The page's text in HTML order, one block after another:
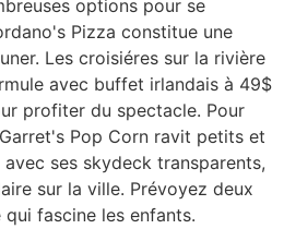
options pour se
Pizza constitue une
Les croisiéres sur la rivière
avec buffet irlandais à 49$
profiter du spectacle. Pour
Pop Corn ravit petits et
ses skydeck transparents,
sur la ville. Prévoyez deux
fascine les enfants.